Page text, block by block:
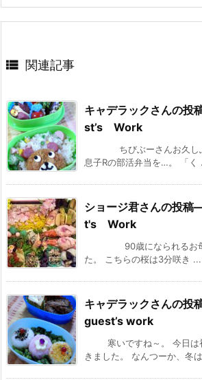
 関連記事
キャデラックさんの
st’s Work
ちびぶーさんお久しぶ
息子Rの部活弁当を…。 「く
ショージ君さんの投
t's Work
90歳になられるお母
た。 こちらの桜は3分咲き ...
キャデラックさんの投
guest’s work
寒いですね～。 今日は
きました。 なんつーか、冬